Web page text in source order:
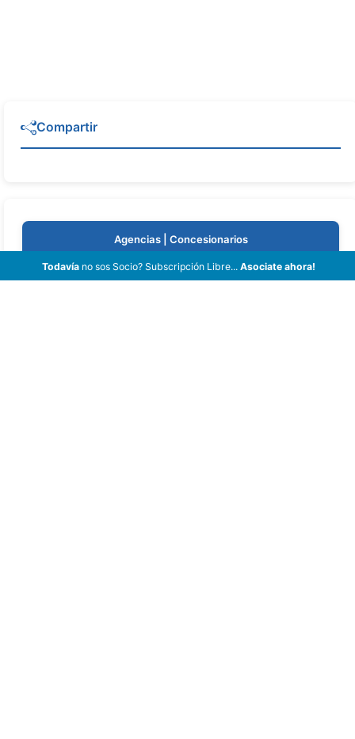
Compartir
Agencias | Concesionarios
Todavía no sos Socio? Subscripción Libre... Asociate ahora!